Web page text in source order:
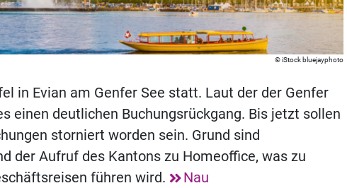
iStock bluejayphoto
in Evian am Genfer See statt. Laut der der Genfer
einen deutlichen Buchungsrückgang. Bis jetzt sollen
storniert worden sein. Grund sind
der Aufruf des Kantons zu Homeoffice, was zu
führen wird.
Nau